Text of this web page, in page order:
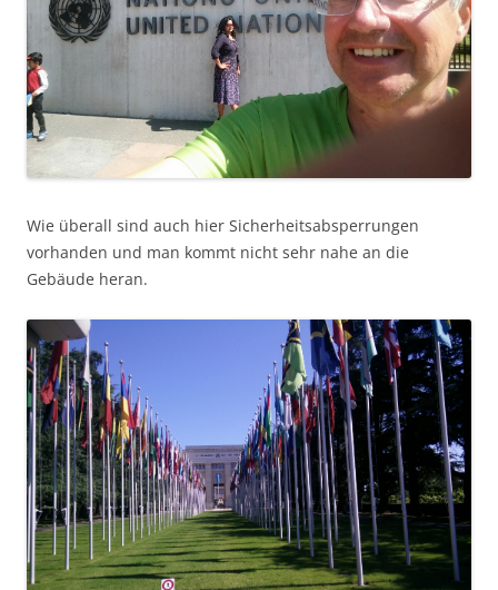
Wie überall sind auch hier Sicherheitsabsperrungen
vorhanden und man kommt nicht sehr nahe an die
Gebäude heran.